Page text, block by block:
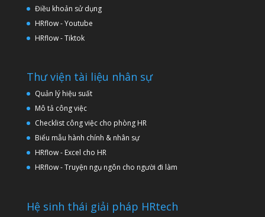
Điều khoản sử dụng
HRflow - Youtube
HRflow - Tiktok
Thư viện tài liệu nhân sự
Quản lý hiệu suất
Mô tả công việc
Checklist công việc cho phòng HR
Biểu mẫu hành chính & nhân sự
HRflow - Excel cho HR
HRflow - Truyện ngụ ngôn cho người đi làm
Hệ sinh thái giải pháp HRtech